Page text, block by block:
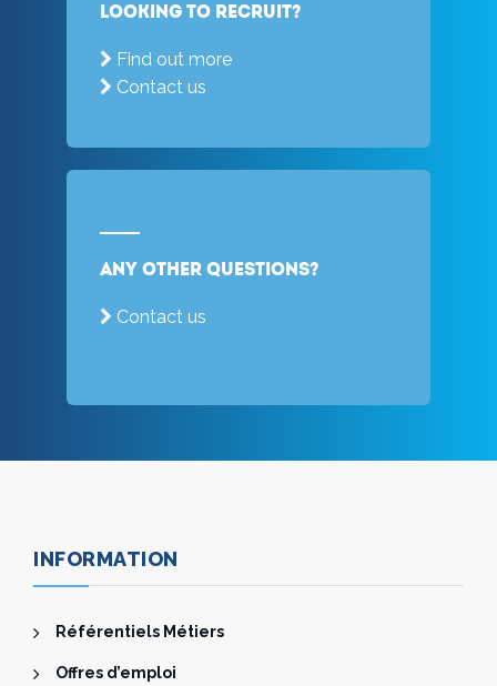
Looking to recruit?
Find out more
Contact us
Any other questions?
Contact us
INFORMATION
Référentiels Métiers
Offres d’emploi